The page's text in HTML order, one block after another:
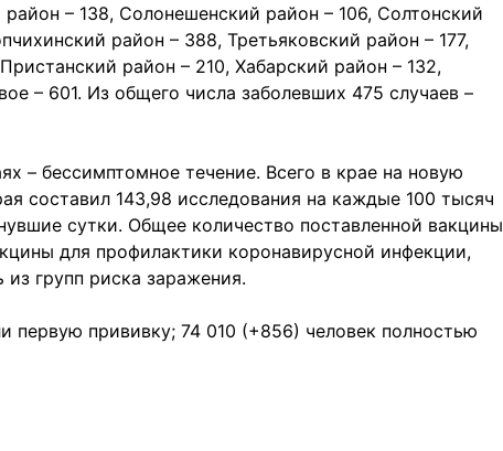
– 138, Солонешенский район – 106, Солтонский
район – 388, Третьяковский район – 177,
район – 210, Хабарский район – 132,
– 601. Из общего числа заболевших 475 случаев –
– бессимптомное течение. Всего в крае на новую
составил 143,98 исследования на каждые 100 тысяч
сутки. Общее количество поставленной вакцины
для профилактики коронавирусной инфекции,
групп риска заражения.
первую прививку; 74 010 (+856) человек полностью